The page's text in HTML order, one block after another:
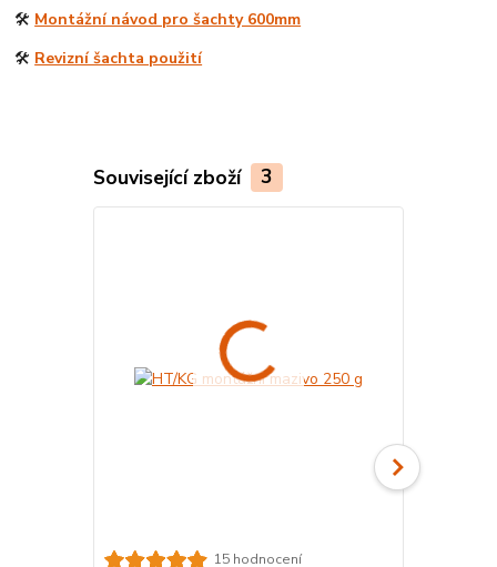
🛠️ Montážní návod pro šachty 600mm
🛠️ Revizní šachta použití
Související zboží 3
15 hodnocení